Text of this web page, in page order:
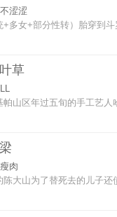
涩涩
+多女+部分性转）胎穿到
草
帕山区年过五旬的手工艺人
肉
陈大山为了替死去的儿子